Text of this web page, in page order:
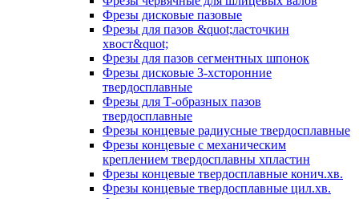
Фрезы дисковые пазовые
Фрезы для пазов &quot;ласточкин
хвост&quot;
Фрезы для пазов сегментных шпонок
Фрезы дисковые 3-хсторонние
твердосплавные
Фрезы для Т-образных пазов
твердосплавные
Фрезы концевые радиусные твердосплавные
Фрезы концевые с механическим
креплением твердосплавны хпластин
Фрезы концевые твердосплавные конич.хв.
Фрезы концевые твердосплавные цил.хв.